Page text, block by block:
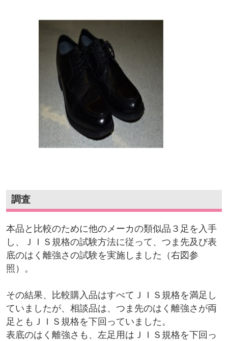
調査
本品と比較のために他のメーカの類似品３足を入手
し、ＪＩＳ規格の試験方法に従って、つま先及び表
底のはく離強さの試験を実施しました（右図参
照）。
その結果、比較購入品はすべてＪＩＳ規格を満足し
ていましたが、相談品は、つま先のはく離強さが両
足ともＪＩＳ規格を下回っていました。
表底のはく離強さも、左足用はＪＩＳ規格を下回っ